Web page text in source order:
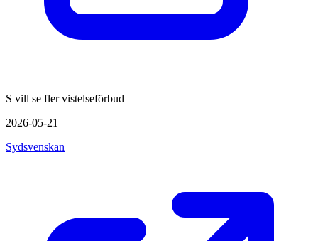
S vill se fler vistelseförbud
2026-05-21
Sydsvenskan